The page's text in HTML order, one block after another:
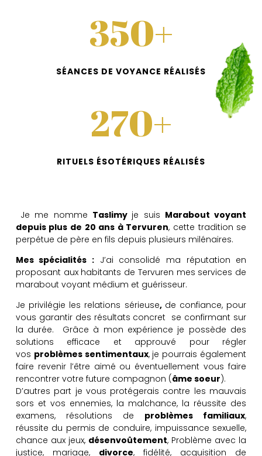
350+
SÉANCES DE VOYANCE RÉALISÉS
270+
RITUELS ÉSOTÉRIQUES RÉALISÉS
Je me nomme Taslimy je suis Marabout voyant
depuis plus de 20 ans à Tervuren, cette tradition se
perpétue de père en fils depuis plusieurs milénaires.
Mes spécialités : J’ai consolidé ma réputation en
proposant aux habitants de Tervuren mes services de
marabout voyant médium et guérisseur.
Je privilégie les relations sérieuse, de confiance, pour
vous garantir des résultats concret se confirmant sur
la durée. Grâce à mon expérience je possède des
solutions efficace et approuvé pour régler
vos problèmes sentimentaux, je pourrais également
faire revenir l’être aimé ou éventuellement vous faire
rencontrer votre future compagnon (âme soeur).
D’autres part je vous protégerais contre les mauvais
sors et vos ennemies, la malchance, la réussite des
examens, résolutions de
problèmes familiaux,
réussite du permis de conduire, impuissance sexuelle,
chance aux jeux, désenvoûtement, Problème avec la
justice, mariage,
divorce, fidélité, acquisition de